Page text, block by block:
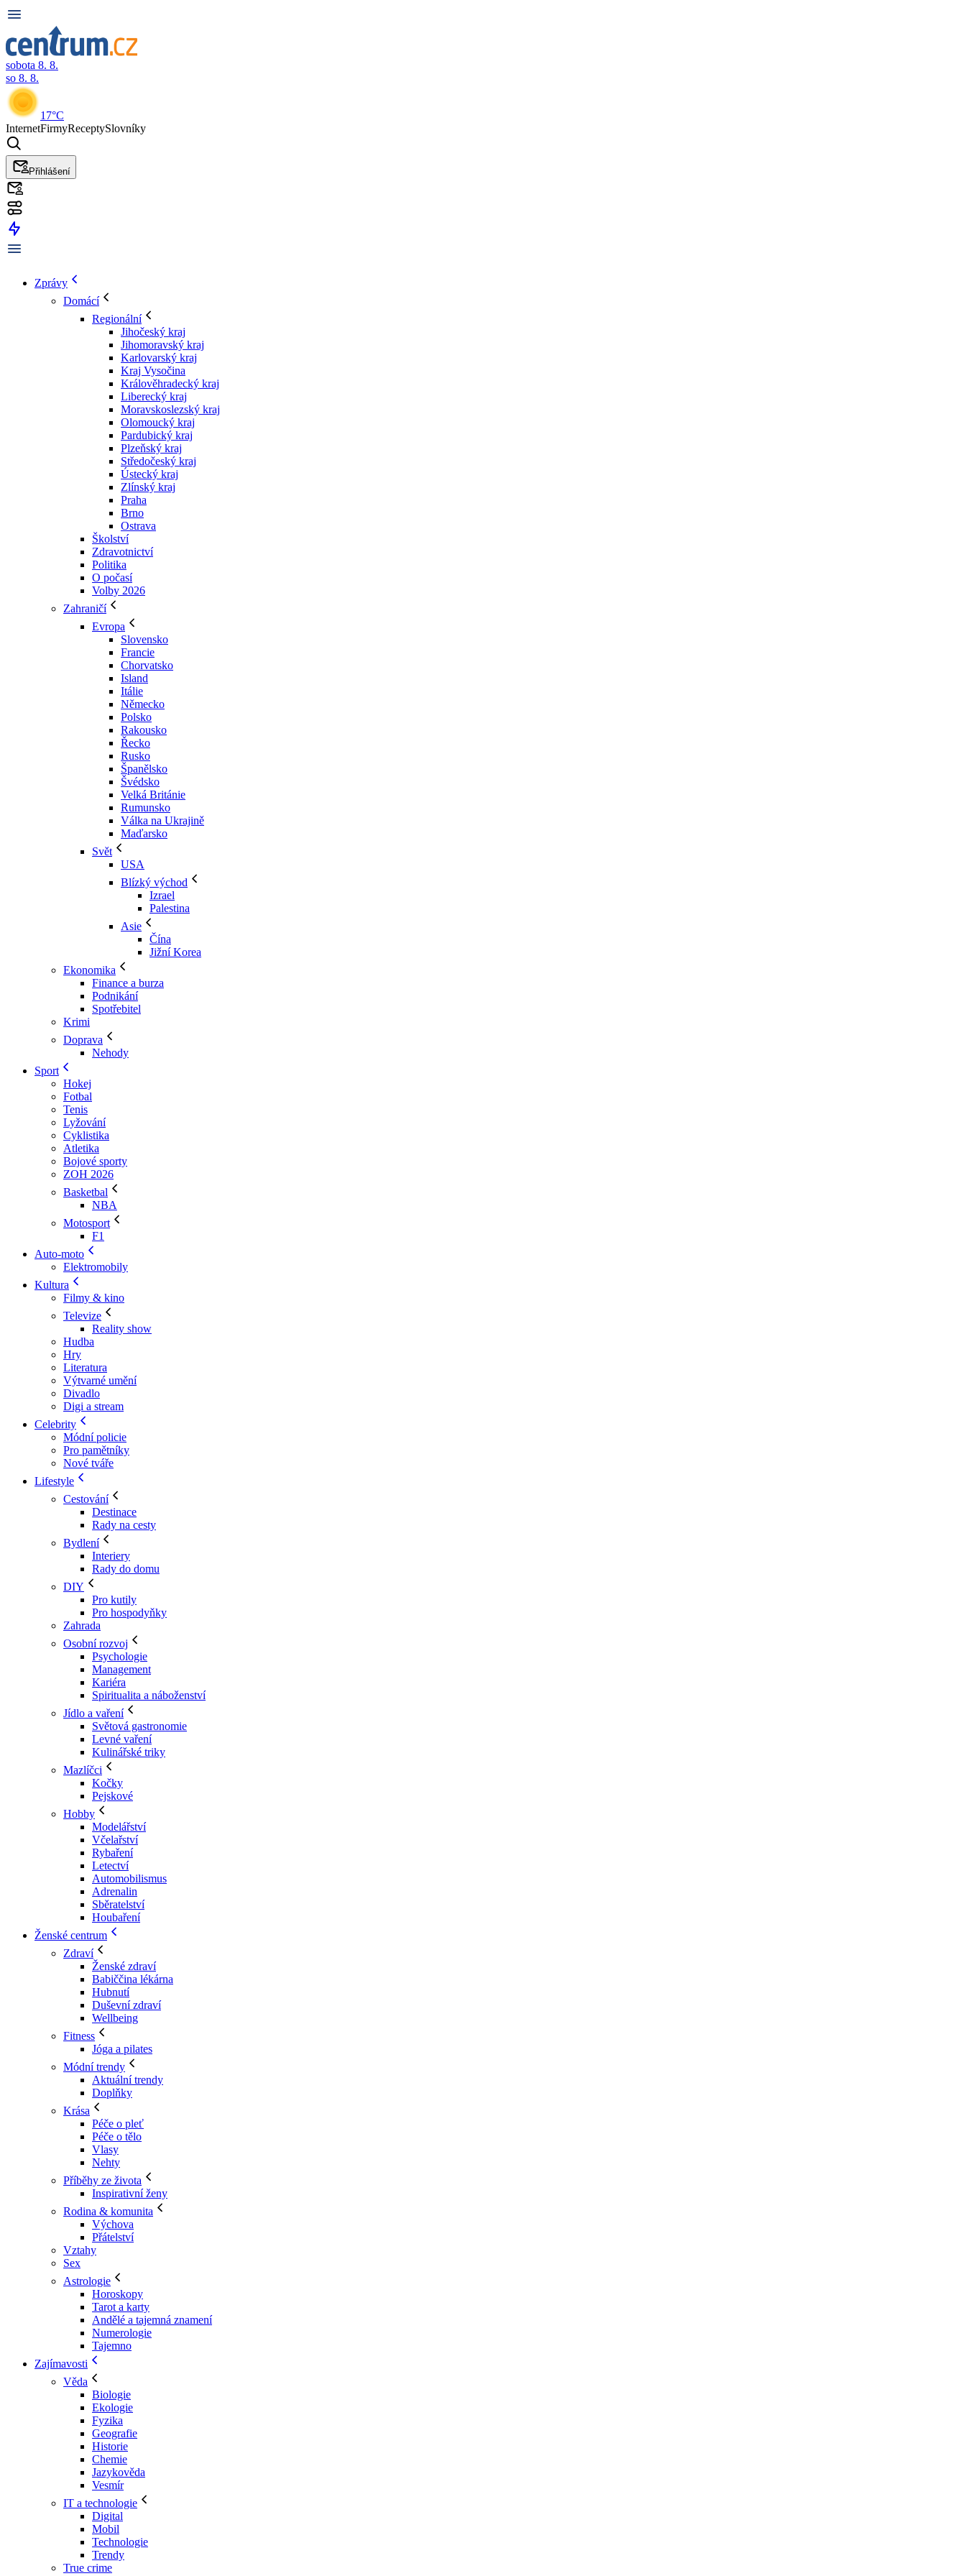
sobota 8. 8.
so 8. 8.
17°C
InternetFirmyReceptySlovníky
Přihlášení
Zprávy
Domácí
Regionální
Jihočeský kraj
Jihomoravský kraj
Karlovarský kraj
Kraj Vysočina
Králověhradecký kraj
Liberecký kraj
Moravskoslezský kraj
Olomoucký kraj
Pardubický kraj
Plzeňský kraj
Středočeský kraj
Ústecký kraj
Zlínský kraj
Praha
Brno
Ostrava
Školství
Zdravotnictví
Politika
O počasí
Volby 2026
Zahraničí
Evropa
Slovensko
Francie
Chorvatsko
Island
Itálie
Německo
Polsko
Rakousko
Řecko
Rusko
Španělsko
Švédsko
Velká Británie
Rumunsko
Válka na Ukrajině
Maďarsko
Svět
USA
Blízký východ
Izrael
Palestina
Asie
Čína
Jižní Korea
Ekonomika
Finance a burza
Podnikání
Spotřebitel
Krimi
Doprava
Nehody
Sport
Hokej
Fotbal
Tenis
Lyžování
Cyklistika
Atletika
Bojové sporty
ZOH 2026
Basketbal
NBA
Motosport
F1
Auto-moto
Elektromobily
Kultura
Filmy & kino
Televize
Reality show
Hudba
Hry
Literatura
Výtvarné umění
Divadlo
Digi a stream
Celebrity
Módní policie
Pro pamětníky
Nové tváře
Lifestyle
Cestování
Destinace
Rady na cesty
Bydlení
Interiery
Rady do domu
DIY
Pro kutily
Pro hospodyňky
Zahrada
Osobní rozvoj
Psychologie
Management
Kariéra
Spiritualita a náboženství
Jídlo a vaření
Světová gastronomie
Levné vaření
Kulinářské triky
Mazlíčci
Kočky
Pejskové
Hobby
Modelářství
Včelařství
Rybaření
Letectví
Automobilismus
Adrenalin
Sběratelství
Houbaření
Ženské centrum
Zdraví
Ženské zdraví
Babiččina lékárna
Hubnutí
Duševní zdraví
Wellbeing
Fitness
Jóga a pilates
Módní trendy
Aktuální trendy
Doplňky
Krása
Péče o pleť
Péče o tělo
Vlasy
Nehty
Příběhy ze života
Inspirativní ženy
Rodina & komunita
Výchova
Přátelství
Vztahy
Sex
Astrologie
Horoskopy
Tarot a karty
Andělé a tajemná znamení
Numerologie
Tajemno
Zajímavosti
Věda
Biologie
Ekologie
Fyzika
Geografie
Historie
Chemie
Jazykověda
Vesmír
IT a technologie
Digital
Mobil
Technologie
Trendy
True crime